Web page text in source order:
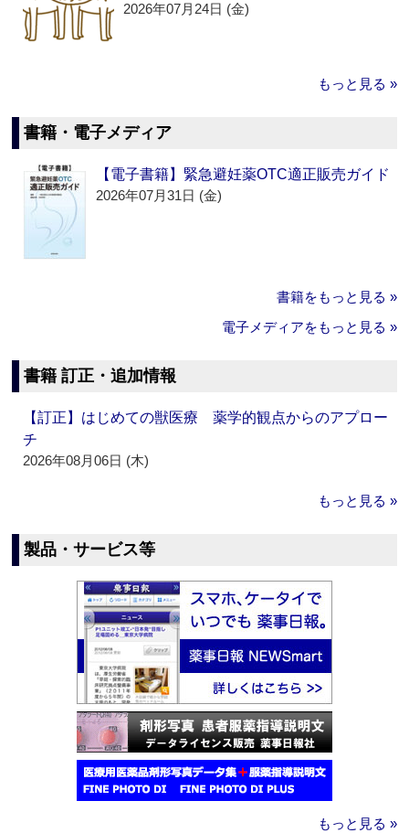
2026年07月24日 (金)
もっと見る »
書籍・電子メディア
【電子書籍】緊急避妊薬OTC適正販売ガイド
2026年07月31日 (金)
書籍をもっと見る »
電子メディアをもっと見る »
書籍 訂正・追加情報
【訂正】はじめての獣医療 薬学的観点からのアプロー
チ
2026年08月06日 (木)
もっと見る »
製品・サービス等
もっと見る »